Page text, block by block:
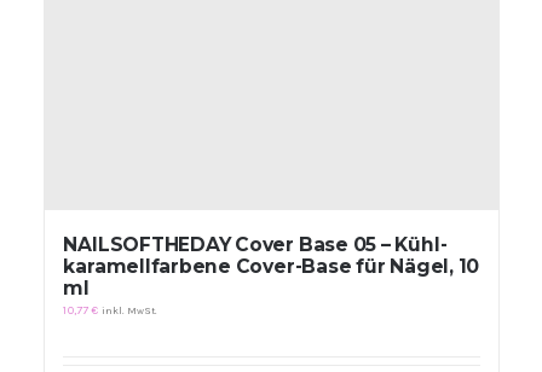
NAILSOFTHEDAY Cover Base 05 – Kühl-
karamellfarbene Cover-Base für Nägel, 10
ml
10,77€ inkl. MwSt.